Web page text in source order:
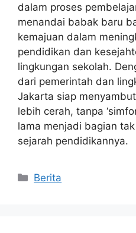
dalam proses
menandai babak baru
kemajuan dalam
pendidikan dan
lingkungan sekolah.
dari pemerintah dan
Jakarta siap
lebih cerah, tanpa
lama menjadi bagian
sejarah pendidikannya.
Kategori
Berita